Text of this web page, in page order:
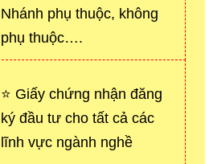
Nhánh phụ thuộc, không
phụ thuộc….
⭐ Giấy chứng nhận đăng
ký đầu tư cho tất cả các
lĩnh vực ngành nghề